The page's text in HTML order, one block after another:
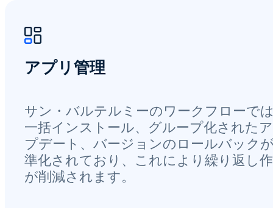
アプリ管理
サン・バルテルミーのワークフローで
一括インストール、グループ化された
プデート、バージョンのロールバック
準化されており、これにより繰り返し
が削減されます。